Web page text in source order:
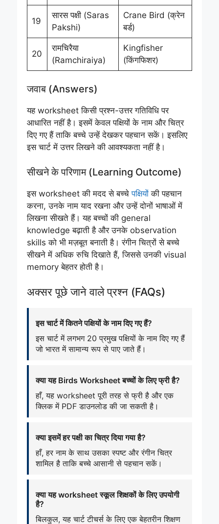
19
सारस पक्षी (Saras
Pakshi)
Crane Bird (क्रेन
बर्ड)
20
रामचिरैया
(Ramchiraiya)
Kingfisher
(किंगफिशर)
जवाब (Answers)
यह worksheet किसी प्रश्न-उत्तर गतिविधि पर
आधारित नहीं है। इसमें केवल पक्षियों के नाम और चित्र
दिए गए हैं ताकि बच्चे उन्हें देखकर पहचान सकें। इसलिए
इस चार्ट में उत्तर लिखने की आवश्यकता नहीं है।
सीखने के परिणाम (Learning Outcome)
इस worksheet की मदद से बच्चेपक्षियों की पहचान
करना, उनके नाम याद रखना और उन्हें दोनों भाषाओं में
लिखना सीखते हैं। यह बच्चों की general
knowledge बढ़ाती है और उनके observation
skills को भी मज़बूत बनाती है। रंगीन चित्रों से बच्चे
सीखने में अधिक रुचि दिखाते हैं, जिससे उनकी visual
memory बेहतर होती है।
अक्सर पूछे जाने वाले प्रश्न (FAQs)
इस चार्ट में कितने पक्षियों के नाम दिए गए हैं?
इस चार्ट में लगभग 20 प्रमुख पक्षियों के नाम दिए गए हैं
जो भारत में सामान्य रूप से पाए जाते हैं।
क्या यह Birds Worksheet बच्चों के लिए फ्री है?
हाँ, यह worksheet पूरी तरह से फ्री है और एक
क्लिक में PDF डाउनलोड की जा सकती है।
क्या इसमें हर पक्षी का चित्र दिया गया है?
हाँ, हर नाम के साथ उसका स्पष्ट और रंगीन चित्र
शामिल है ताकि बच्चे आसानी से पहचान सकें।
क्या यह worksheet स्कूल शिक्षकों के लिए उपयोगी
है?
बिलकुल, यह चार्ट टीचर्स के लिए एक बेहतरीन शिक्षण